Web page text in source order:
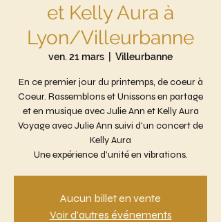
et Kelly Aura à
Lyon/Villeurbanne
ven. 21 mars Villeurbanne
En ce premier jour du printemps, de coeur à
Coeur. Rassemblons et Unissons en partage
et en musique avec Julie Ann et Kelly Aura
Voyage avec Julie Ann suivi d'un concert de
Kelly Aura
Une expérience d'unité en vibrations.
Aucun billet en vente
Voir d'autres événements